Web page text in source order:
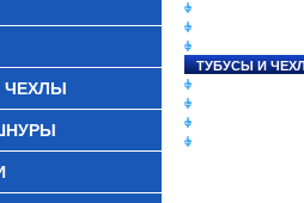
ЧЕХЛЫ
ТУБУСЫ И